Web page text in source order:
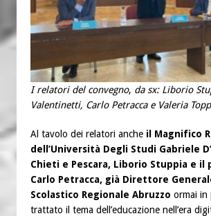
I relatori del convegno, da sx: Liborio
Valentinetti, Carlo Petracca e Valeria
Al tavolo dei relatori anche il Magnifico
dell’Università Degli Studi Gabriele
Chieti e Pescara, Liborio Stuppia e il
Carlo Petracca, già Direttore
Scolastico Regionale Abruzzo ormai in
trattato il tema dell’educazione nell’era